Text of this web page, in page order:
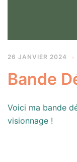
26 JANVIER 2024
Bande
Voici ma bande
visionnage !